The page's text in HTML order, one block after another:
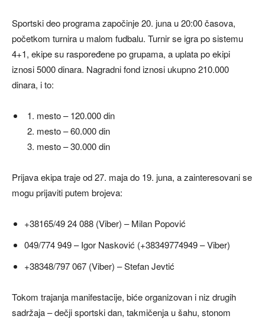
Sportski deo programa započinje 20. juna u 20:00 časova,
početkom turnira u malom fudbalu. Turnir se igra po sistemu
4+1, ekipe su raspoređene po grupama, a uplata po ekipi
iznosi 5000 dinara. Nagradni fond iznosi ukupno 210.000
dinara, i to:
mesto – 120.000 din
mesto – 60.000 din
mesto – 30.000 din
Prijava ekipa traje od 27. maja do 19. juna, a zainteresovani se
mogu prijaviti putem brojeva:
+38165/49 24 088 (Viber) – Milan Popović
049/774 949 – Igor Nasković (+38349774949 – Viber)
+38348/797 067 (Viber) – Stefan Jevtić
Tokom trajanja manifestacije, biće organizovan i niz drugih
sadržaja – dečji sportski dan, takmičenja u šahu, stonom